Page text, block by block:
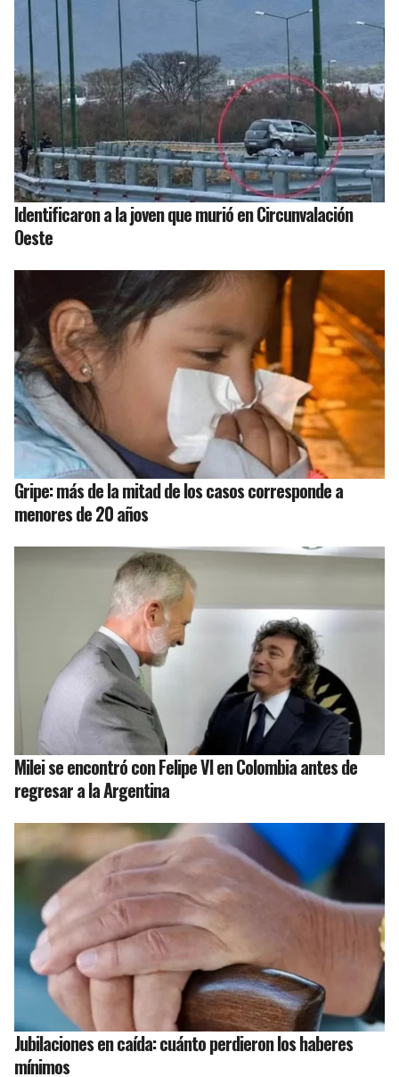
Identificaron a la joven que murió en Circunvalación
Oeste
Gripe: más de la mitad de los casos corresponde a
menores de 20 años
Milei se encontró con Felipe VI en Colombia antes de
regresar a la Argentina
Jubilaciones en caída: cuánto perdieron los haberes
mínimos